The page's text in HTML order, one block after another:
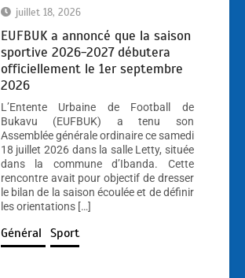
juillet 18, 2026
EUFBUK a annoncé que la saison
sportive 2026-2027 débutera
officiellement le 1er septembre
2026
L’Entente Urbaine de Football de
Bukavu (EUFBUK) a tenu son
Assemblée générale ordinaire ce samedi
18 juillet 2026 dans la salle Letty, située
dans la commune d’Ibanda. Cette
rencontre avait pour objectif de dresser
le bilan de la saison écoulée et de définir
les orientations […]
Général Sport